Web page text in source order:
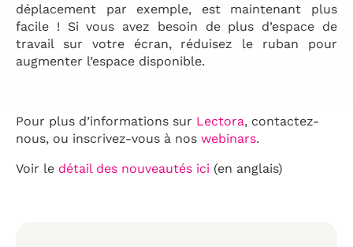
déplacement par exemple, est maintenant plus
facile ! Si vous avez besoin de plus d’espace de
travail sur votre écran, réduisez le ruban pour
augmenter l’espace disponible.
Pour plus d’informations sur Lectora, contactez-
nous, ou inscrivez-vous à nos webinars.
Voir le détail des nouveautés ici (en anglais)